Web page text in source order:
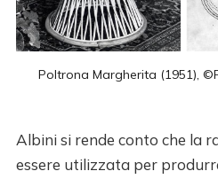
Poltrona Margherita (1951),
Albini si rende conto che la
essere utilizzata per